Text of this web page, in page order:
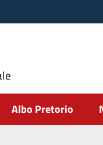
Albo Pretorio